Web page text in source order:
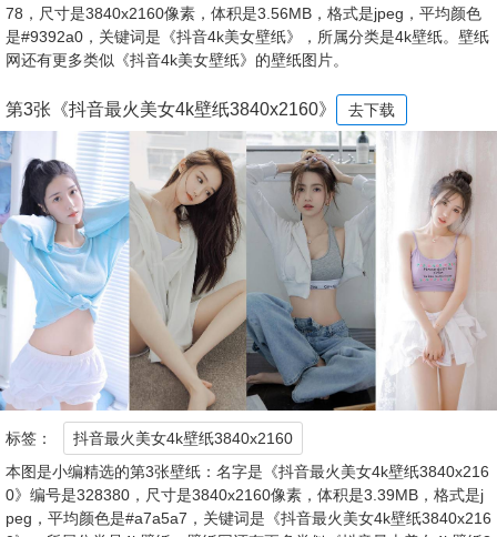
78，尺寸是3840x2160像素，体积是3.56MB，格式是jpeg，平均颜色
是#9392a0，关键词是《抖音4k美女壁纸》，所属分类是4k壁纸。壁纸
网还有更多类似《抖音4k美女壁纸》的壁纸图片。
第3张《抖音最火美女4k壁纸3840x2160》 去下载
标签：
抖音最火美女4k壁纸3840x2160
本图是小编精选的第3张壁纸：名字是《抖音最火美女4k壁纸3840x216
0》编号是328380，尺寸是3840x2160像素，体积是3.39MB，格式是j
peg，平均颜色是#a7a5a7，关键词是《抖音最火美女4k壁纸3840x216